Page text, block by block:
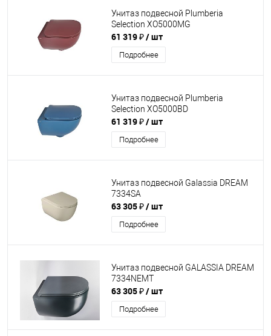
Унитаз подвесной Plumberia
Selection XO5000MG
61 319 ₽/ шт
Подробнее
Унитаз подвесной Plumberia
Selection XO5000BD
61 319 ₽/ шт
Подробнее
Унитаз подвесной Galassia DREAM
7334SA
63 305 ₽/ шт
Подробнее
Унитаз подвесной GALASSIA DREAM
7334NEMT
63 305 ₽/ шт
Подробнее